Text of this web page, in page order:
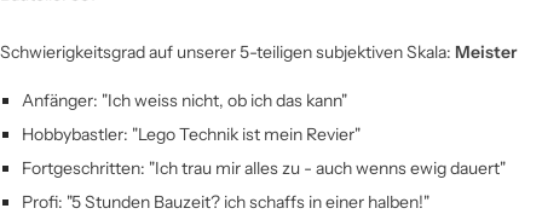
Schwierigkeitsgrad auf unserer 5-teiligen subjektiven Skala: Meister
Anfänger: "Ich weiss nicht, ob ich das kann"
Hobbybastler: "Lego Technik ist mein Revier"
Fortgeschritten: "Ich trau mir alles zu - auch wenns ewig dauert"
Profi: "5 Stunden Bauzeit? ich schaffs in einer halben!"